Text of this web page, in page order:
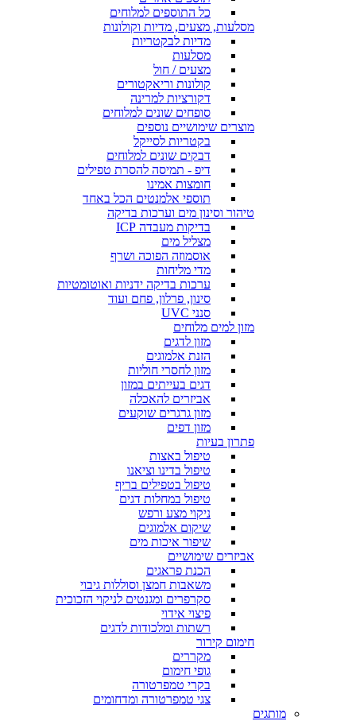
כל התוספים למלוחים
מסלעות, מצעים, מדיות וקולונות
מדיות לבקטריות
מסלעות
מצעים / חול
קולונות וריאקטורים
דקורציות למרינה
סופחים שונים למלוחים
מוצרים שימושיים נוספים
בקטריות לסייקל
דבקים שונים למלוחים
דיפ - תמיסה להסרת טפילים
חומצות אמינו
תוספי אלמנטים הכל באחד
טיהור וסינון מים וערכות בדיקה
בדיקות מעבדה ICP
מצליל מים
אוסמוזה הפוכה ושרף
מדי מליחות
ערכות בדיקה ידניות ואוטומטיות
סינון, פרלון, פחם ועוד
סנני UVC
מזון למים מלוחים
מזון לדגים
הזנת אלמוגים
מזון לחסרי חוליות
דגים בעייתים במזון
אביזרים להאכלה
מזון גרגרים שוקעים
מזון דפים
פתרון בעיות
טיפול באצות
טיפול בדינו וציאנו
טיפול בטפילים בריף
טיפול במחלות דגים
ניקוי מצע ורפש
שיקום אלמוגים
שיפור איכות מים
אביזרים שימושיים
הכנת פראגים
משאבות חמצן וסוללות גיבוי
סקרפרים ומגנטים לניקוי הזכוכית
פיצוי אידוי
רשתות ומלכודות לדגים
חימום קירור
מקררים
גופי חימום
בקרי טמפרטורה
צגי טמפרטורה ומדחומים
מותגים